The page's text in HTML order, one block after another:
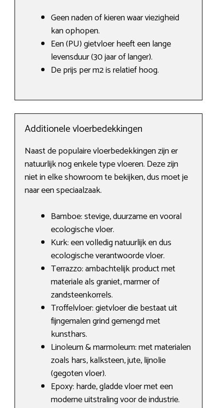
Geen naden of kieren waar viezigheid
kan ophopen.
Een (PU) gietvloer heeft een lange
levensduur (30 jaar of langer).
De prijs per m2 is relatief hoog.
Additionele vloerbedekkingen
Naast de populaire vloerbedekkingen zijn er
natuurlijk nog enkele type vloeren. Deze zijn
niet in elke showroom te bekijken, dus moet je
naar een speciaalzaak.
Bamboe: stevige, duurzame en vooral
ecologische vloer.
Kurk: een volledig natuurlijk en dus
ecologische verantwoorde vloer.
Terrazzo: ambachtelijk product met
materiale als graniet, marmer of
zandsteenkorrels.
Troffelvloer: gietvloer die bestaat uit
fijngemalen grind gemengd met
kunsthars.
Linoleum & marmoleum: met materialen
zoals hars, kalksteen, jute, lijnolie
(gegoten vloer).
Epoxy: harde, gladde vloer met een
moderne uitstraling voor de industrie.